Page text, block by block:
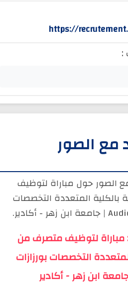
https://
مع الصور
الصور حول مباراة لتوظيف
بالكلية المتعددة التخصصات
لتوظيف متصرف من
التخصصات بورزازات